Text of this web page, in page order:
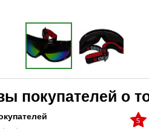
покупателей о